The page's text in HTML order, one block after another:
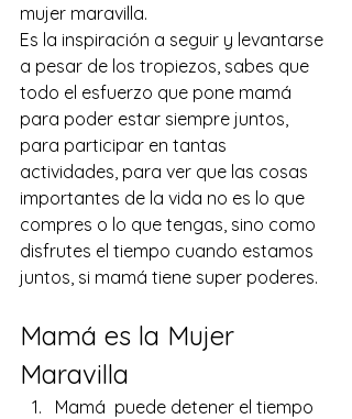
mujer maravilla.
Es la inspiración a seguir y levantarse
a pesar de los tropiezos, sabes que
todo el esfuerzo que pone mamá
para poder estar siempre juntos,
para participar en tantas
actividades, para ver que las cosas
importantes de la vida no es lo que
compres o lo que tengas, sino como
disfrutes el tiempo cuando estamos
juntos, si mamá tiene super poderes.
Mamá es la Mujer
Maravilla
Mamá  puede detener el tiempo